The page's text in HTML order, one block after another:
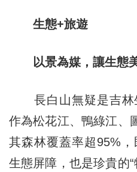
生態+旅遊
以景為媒，讓生態美
長白山無疑是吉林
作為松花江、鴨綠江、
其森林覆蓋率超95%
生態屏障，也是珍貴的“